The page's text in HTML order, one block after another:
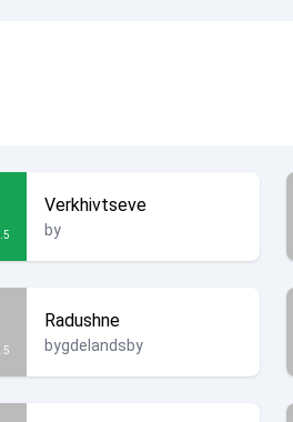
Verkhivtseve
by
Radushne
bygdelandsby